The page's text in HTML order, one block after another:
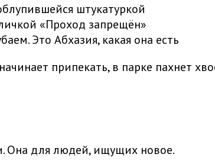
штукатуркой
«Проход запрещён»
Это Абхазия, какая она есть
припекать, в парке пахнет
Она для людей, ищущих новое.